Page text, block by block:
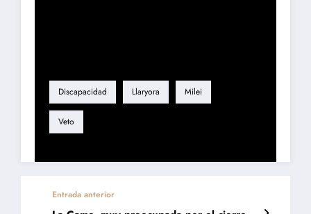
Discapacidad Llaryora Milei
Veto
Entrada anterior